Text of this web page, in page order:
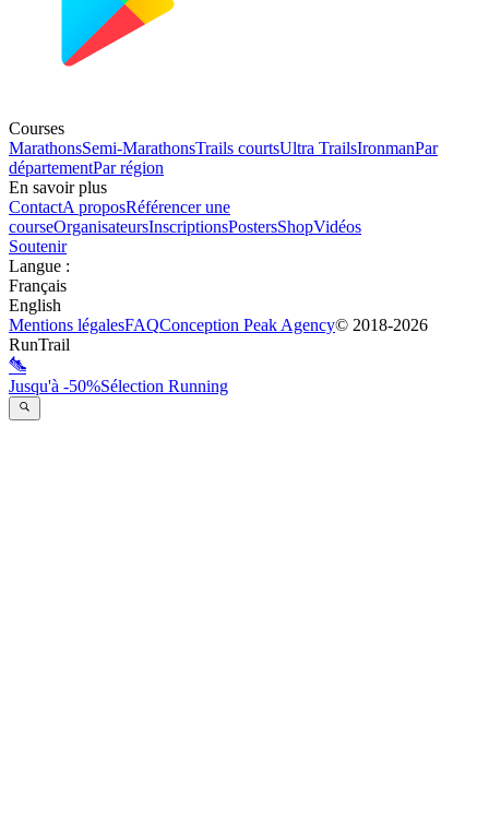
Courses
MarathonsSemi-MarathonsTrails courtsUltra TrailsIronmanPar
départementPar région
En savoir plus
ContactA proposRéférencer une
courseOrganisateursInscriptionsPostersShopVidéos
Soutenir
Langue :
Français
English
Mentions légalesFAQConception Peak Agency© 2018-2026
RunTrail
Jusqu'à -50%Sélection Running